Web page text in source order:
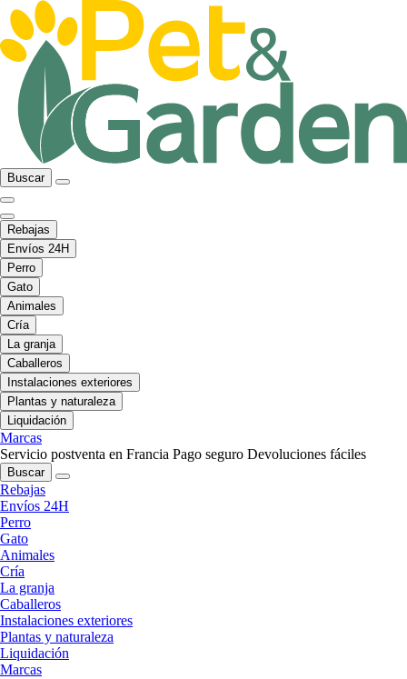
Buscar
Rebajas
Envíos 24H
Perro
Gato
Animales
Cría
La granja
Caballeros
Instalaciones exteriores
Plantas y naturaleza
Liquidación
Marcas
Servicio postventa en Francia Pago seguro Devoluciones fáciles
Buscar
Rebajas
Envíos 24H
Perro
Gato
Animales
Cría
La granja
Caballeros
Instalaciones exteriores
Plantas y naturaleza
Liquidación
Marcas